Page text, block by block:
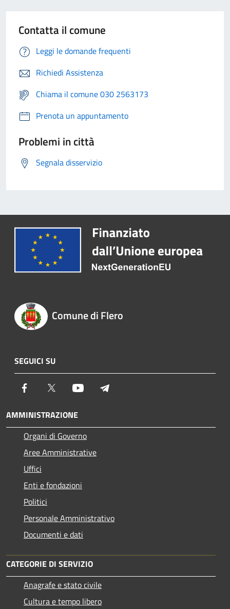
Contatta il comune
Leggi le domande frequenti
Richiedi Assistenza
Chiama il comune 030 2563173
Prenota un appuntamento
Problemi in città
Segnala disservizio
Comune di Flero
SEGUICI SU
Facebook Twitter Youtube
AMMINISTRAZIONE
Organi di Governo
Aree Amministrative
Uffici
Enti e fondazioni
Politici
Personale Amministrativo
Documenti e dati
CATEGORIE DI SERVIZIO
Anagrafe e stato civile
Cultura e tempo libero